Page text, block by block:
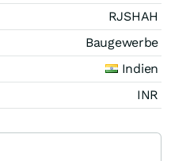
RJSHAH
Baugewerbe
Indien
INR